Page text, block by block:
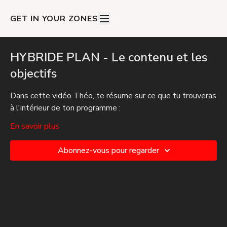
GET IN YOUR ZONES
HYBRIDE PLAN - Le contenu et les
objectifs
Dans cette vidéo Théo, te résume sur ce que tu trouveras
à l'intérieur de ton programme :
La typologie des séances (adaptées à tous les niveaux)
Le matériel requis
Les services bonus autour des compétitions HYROX
FRANCE
En savoir plus
Abonnez-vous pour regarder